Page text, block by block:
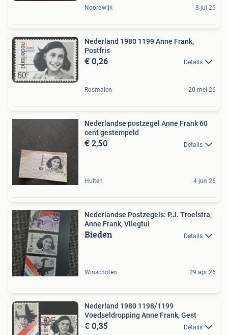
Noordwijk 8 jul 26
Nederland 1980 1199 Anne Frank,
Postfris
€ 0,26 Details
Rosmalen 20 mei 26
Nederlandse postzegel Anne Frank 60
cent gestempeld
€ 2,50 Details
Hulten 4 jun 26
Nederlandse Postzegels: P.J. Troelstra,
Anne Frank, Vliegtui
Bieden Details
Winschoten 29 apr 26
Nederland 1980 1198/1199
Voedseldropping Anne Frank, Gest
€ 0,35 Details